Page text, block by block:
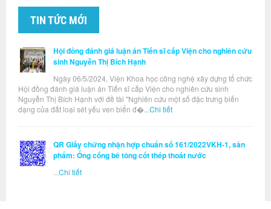
TIN TỨC MỚI
Hội đồng đánh giá luận án Tiến sĩ cấp Viện cho nghiên cứu
sinh Nguyễn Thị Bích Hạnh
Ngày 06/5/2024, Viện Khoa học công nghệ xây dựng tổ chức
Hội đồng đánh giá luận án Tiến sĩ cấp Viện cho nghiên cứu sinh
Nguyễn Thị Bích Hạnh với đề tài "Nghiên cứu một số đặc trưng biến
dạng của đất loại sét yếu ven biển đ�... Chi tiết
QR Giấy chứng nhận hợp chuẩn số 161/2022VKH-1, sản
phẩm: Ống cống bê tông cốt thép thoát nước
Chi tiết